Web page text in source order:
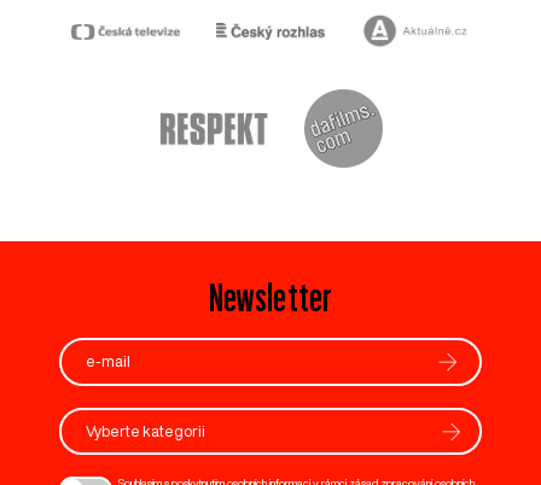
Newsletter
Vyberte kategorii